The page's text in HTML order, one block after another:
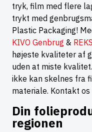
tryk, film med flere
trykt med
Plastic Packaging!
KIVO Genbrug & REKS
højeste kvaliteter af
uden at miste
ikke kan skelnes fra
materiale. Kontakt
Din
regionen